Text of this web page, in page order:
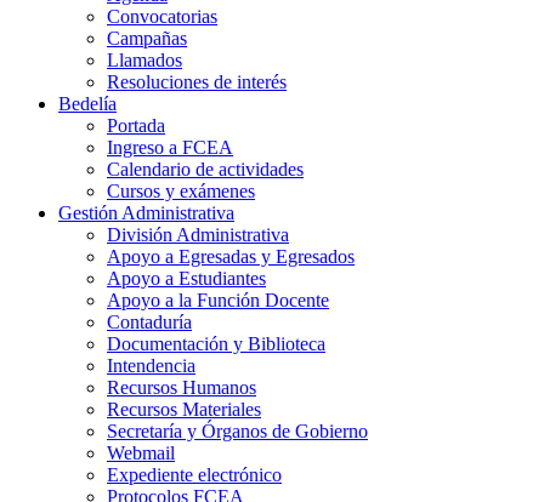
Convocatorias
Campañas
Llamados
Resoluciones de interés
Bedelía
Portada
Ingreso a FCEA
Calendario de actividades
Cursos y exámenes
Gestión Administrativa
División Administrativa
Apoyo a Egresadas y Egresados
Apoyo a Estudiantes
Apoyo a la Función Docente
Contaduría
Documentación y Biblioteca
Intendencia
Recursos Humanos
Recursos Materiales
Secretaría y Órganos de Gobierno
Webmail
Expediente electrónico
Protocolos FCEA